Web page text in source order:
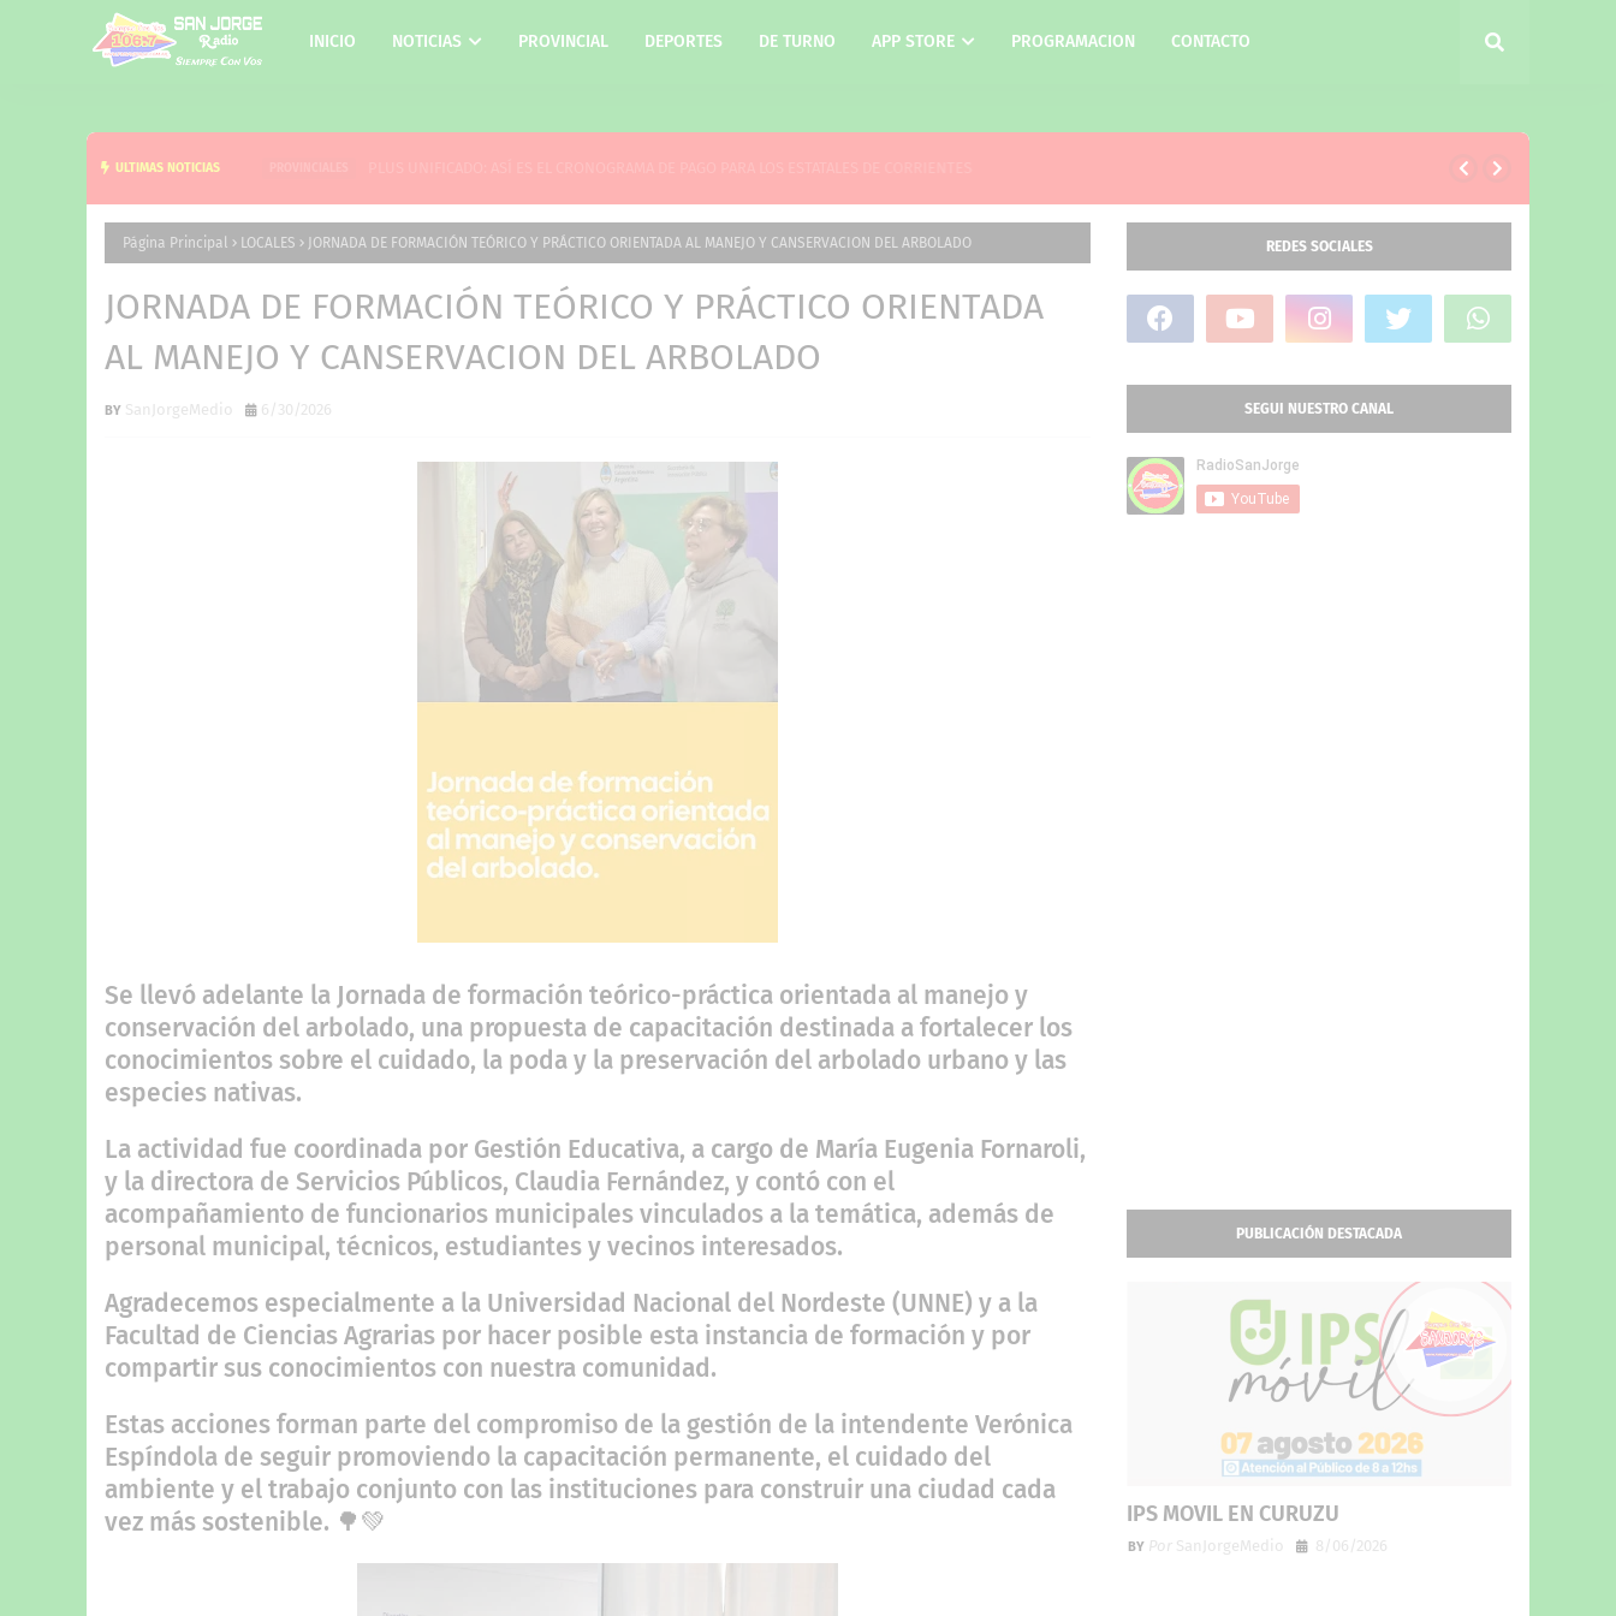
INICIO NOTICIAS PROVINCIAL DEPORTES DE TURNO APP STORE PROGRAMACION CONTACTO
ULTIMAS NOTICIAS
Página Principal LOCALES JORNADA DE FORMACIÓN TEÓRICO Y PRÁCTICO ORIENTADA AL MANEJO Y CANSERVACION DEL ARBOLADO
JORNADA DE FORMACIÓN TEÓRICO Y PRÁCTICO ORIENTADA
AL MANEJO Y CANSERVACION DEL ARBOLADO
SanJorgeMedio 6/30/2026
Se llevó adelante la Jornada de formación teórico-práctica orientada al manejo y
conservación del arbolado, una propuesta de capacitación destinada a fortalecer los
conocimientos sobre el cuidado, la poda y la preservación del arbolado urbano y las
especies nativas.
La actividad fue coordinada por Gestión Educativa, a cargo de María Eugenia Fornaroli,
y la directora de Servicios Públicos, Claudia Fernández, y contó con el
acompañamiento de funcionarios municipales vinculados a la temática, además de
personal municipal, técnicos, estudiantes y vecinos interesados.
Agradecemos especialmente a la Universidad Nacional del Nordeste (UNNE) y a la
Facultad de Ciencias Agrarias por hacer posible esta instancia de formación y por
compartir sus conocimientos con nuestra comunidad.
Estas acciones forman parte del compromiso de la gestión de la intendente Verónica
Espíndola de seguir promoviendo la capacitación permanente, el cuidado del
ambiente y el trabajo conjunto con las instituciones para construir una ciudad cada
vez más sostenible. 🌳💚
REDES SOCIALES
SEGUI NUESTRO CANAL
PUBLICACIÓN DESTACADA
IPS MOVIL EN CURUZU
Por SanJorgeMedio 8/06/2026